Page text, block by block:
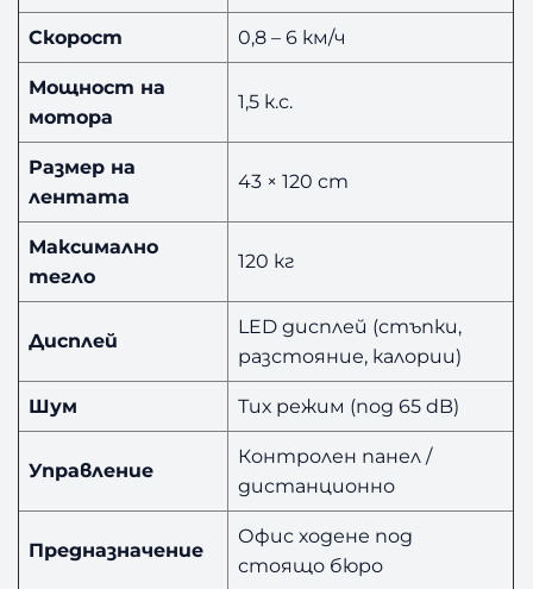
Скорост 0,8 – 6 км/ч
Мощност на
мотора
1,5 к.с.
Размер на
лентата
43 × 120 cm
Максимално
тегло
120 кг
Дисплей
LED дисплей (стъпки,
разстояние, калории)
Шум Тих режим (под 65 dB)
Управление
Контролен панел /
дистанционно
Предназначение
Офис ходене под
стоящо бюро